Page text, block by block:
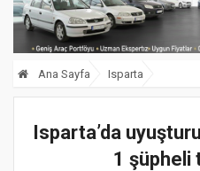
Ana Sayfa Isparta
Isparta’da
1 şüpheli